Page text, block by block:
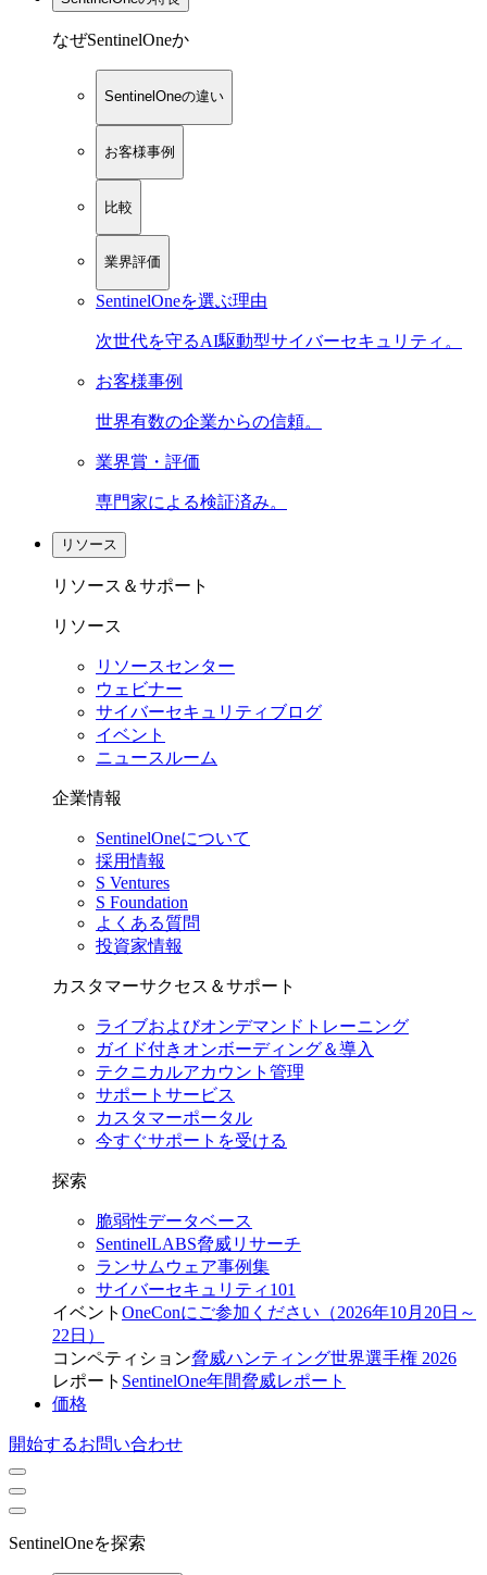
なぜSentinelOneか
SentinelOneの違い
お客様事例
比較
業界評価
SentinelOneを選ぶ理由
次世代を守るAI駆動型サイバーセキュリティ。
お客様事例
世界有数の企業からの信頼。
業界賞・評価
専門家による検証済み。
リソース
リソース＆サポート
リソース
リソースセンター
ウェビナー
サイバーセキュリティブログ
イベント
ニュースルーム
企業情報
SentinelOneについて
採用情報
S Ventures
S Foundation
よくある質問
投資家情報
カスタマーサクセス＆サポート
ライブおよびオンデマンドトレーニング
ガイド付きオンボーディング＆導入
テクニカルアカウント管理
サポートサービス
カスタマーポータル
今すぐサポートを受ける
探索
脆弱性データベース
SentinelLABS脅威リサーチ
ランサムウェア事例集
サイバーセキュリティ101
イベント OneConにご参加ください（2026年10月20日～
22日）
コンペティション脅威ハンティング世界選手権 2026
レポート SentinelOne年間脅威レポート
価格
開始するお問い合わせ
SentinelOneを探索